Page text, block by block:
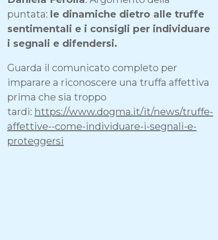
puntata: le dinamiche dietro alle truffe
sentimentali e i consigli per individuare
i segnali e difendersi.
Guarda il comunicato completo per
imparare a riconoscere una truffa affettiva
prima che sia troppo
tardi: https://www.dogma.it/it/news/truffe-
affettive--come-individuare-i-segnali-e-
proteggersi